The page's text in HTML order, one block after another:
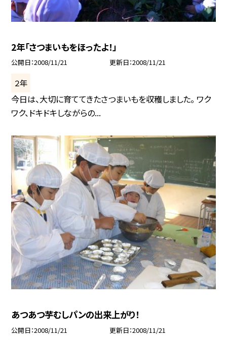
2年「さつまいもをほったよ！」
公開日 2008/11/21 更新日 2008/11/21
２年
今日は、大切に育ててきたさつまいもを収穫しました。 ワク
ワク、ドキドキしながらの...
あつあつ芋むしパンの出来上がり！
公開日 2008/11/21 更新日 2008/11/21